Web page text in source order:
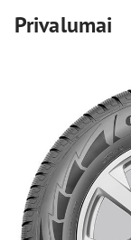
Privalumai